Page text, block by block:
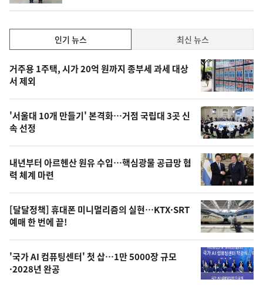
일
기,
최
신,
오
늘
의
영
상
오
늘
의
사
인기 뉴스 최신 뉴스
기
뉴
스
거주용 1주택, 시가 20억 원까지 종부세 과세 대상
서 제외
'서울대 10개 만들기' 본격화…거점 국립대 3곳 신
속 선정
내년부터 아르헨산 원유 수입…핵심광물 공급망 협
력 체계 마련
[달달정책] 휴대폰 미니멀리즘의 실현…KTX·SRT
예매 한 번에 끝!
'국가 AI 컴퓨팅센터' 첫 삽…1만 5000장 규모
·2028년 완공